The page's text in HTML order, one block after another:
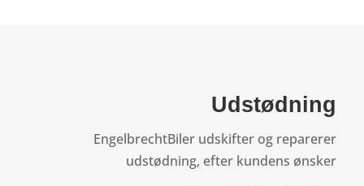
Udstødning
EngelbrechtBiler udskifter og reparerer
udstødning, efter kundens ønsker